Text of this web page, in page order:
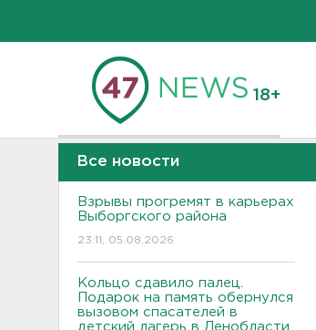
18+
Все новости
Взрывы прогремят в карьерах
Выборгского района
23:11, 05.08.2026
Кольцо сдавило палец.
Подарок на память обернулся
вызовом спасателей в
детский лагерь в Ленобласти